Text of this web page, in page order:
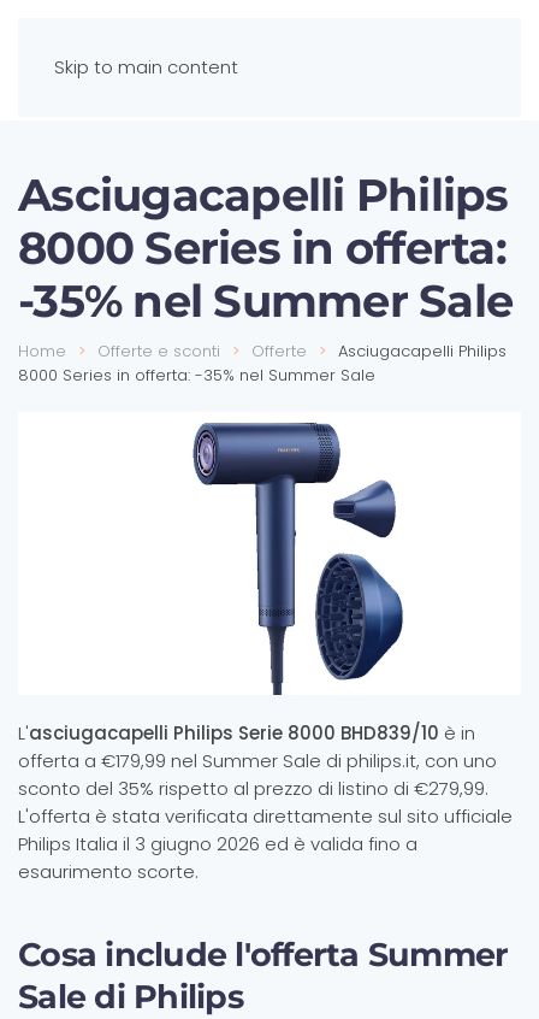
Skip to main content
Asciugacapelli Philips
8000 Series in offerta:
-35% nel Summer Sale
Home Offerte e sconti Offerte
Asciugacapelli Philips
8000 Series in offerta: -35% nel Summer Sale
L'asciugacapelli Philips Serie 8000 BHD839/10 è in
offerta a €179,99 nel Summer Sale di philips.it, con uno
sconto del 35% rispetto al prezzo di listino di €279,99.
L'offerta è stata verificata direttamente sul sito ufficiale
Philips Italia il 3 giugno 2026 ed è valida fino a
esaurimento scorte.
Cosa include l'offerta Summer
Sale di Philips